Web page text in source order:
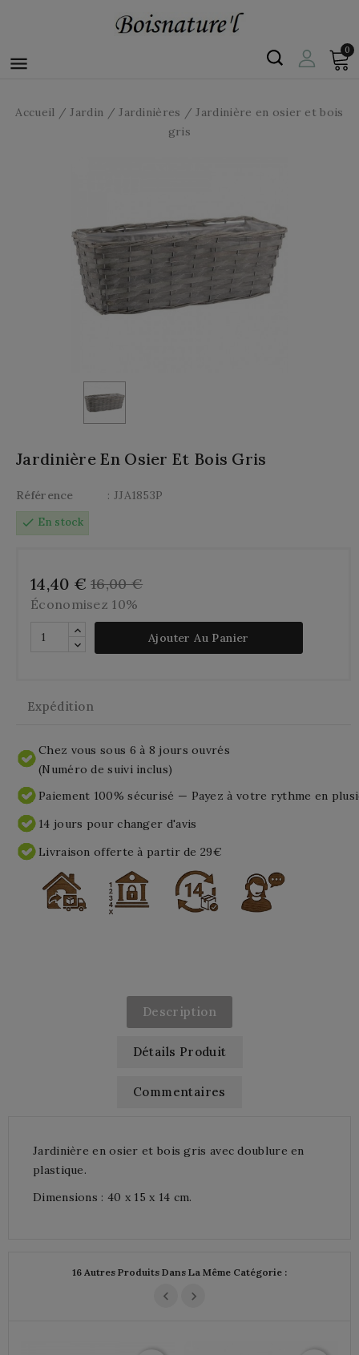

0
Accueil Jardin Jardinières
Jardinière en osier et bois
gris
Jardinière En Osier Et Bois Gris
Référence
: JJA1853P
check En stock
14,40 € 16,00 €
Économisez 10%
Ajouter Au Panier
Expédition
Chez vous sous 6 à 8 jours ouvrés
(Numéro de suivi inclus)
Paiement 100% sécurisé — Payez à votre rythme en
14 jours pour changer d'avis
Livraison offerte à partir de 29€
Description
Détails Produit
Commentaires
Jardinière en osier et bois gris avec doublure en
plastique.
Dimensions : 40 x 15 x 14 cm.
16 Autres Produits Dans La Même Catégorie :